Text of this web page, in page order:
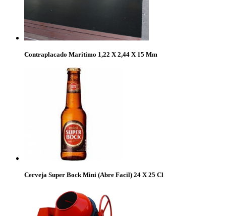
Contraplacado Maritimo 1,22 X 2,44 X 15 Mm
Cerveja Super Bock Mini (Abre Facil) 24 X 25 Cl